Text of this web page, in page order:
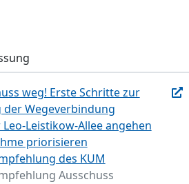
weg! Erste Schritte zur
der Wegeverbindung
Leistikow-Allee angehen
priorisieren
des KUM
Ausschuss